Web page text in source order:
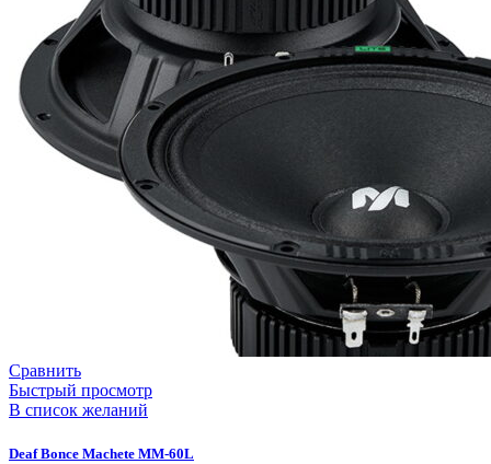
Сравнить
Быстрый просмотр
В список желаний
Deaf Bonce Machete MM-60L